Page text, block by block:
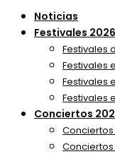
Noticias
Festivales 2026
Festivales
Festivales
Festivales
Festivales
Conciertos